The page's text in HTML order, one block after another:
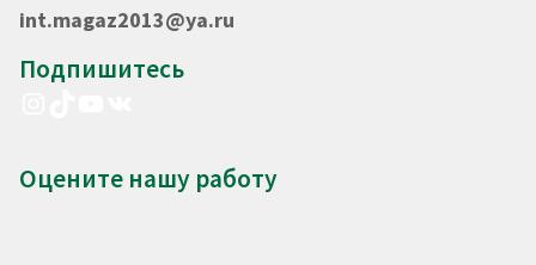
int.magaz2013@ya.ru
Подпишитесь
Оцените нашу работу